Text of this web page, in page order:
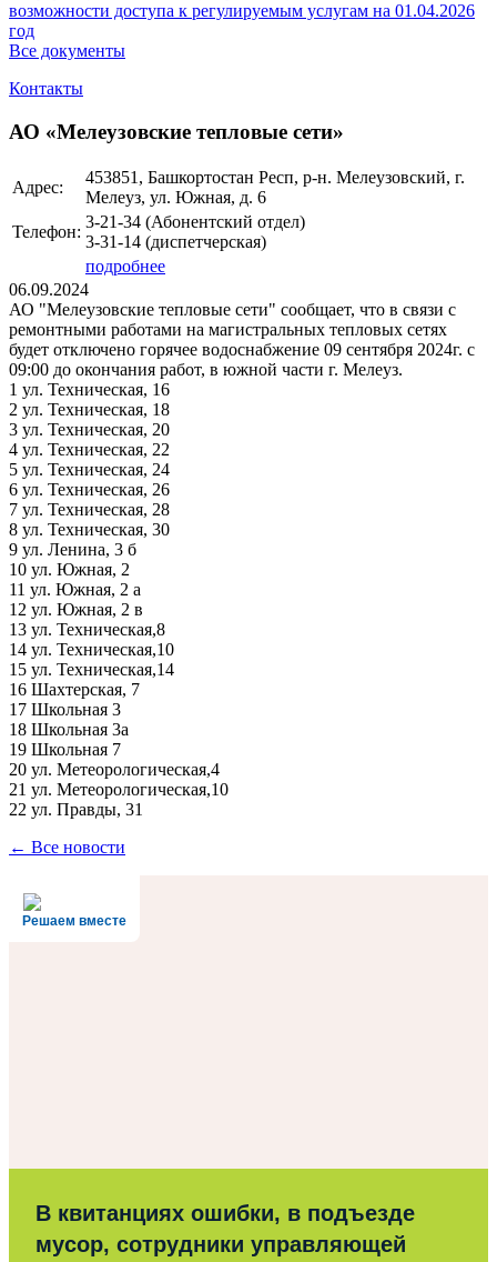
возможности доступа к регулируемым услугам на 01.04.2026
год
Все документы
Контакты
АО «Мелеузовские тепловые сети»
Адрес:
453851, Башкортостан Респ, р-н. Мелеузовский, г.
Мелеуз, ул. Южная, д. 6
Телефон:
3-21-34 (Абонентский отдел)
3-31-14 (диспетчерская)
подробнее
06.09.2024
АО "Мелеузовские тепловые сети" сообщает, что в связи с
ремонтными работами на магистральных тепловых сетях
будет отключено горячее водоснабжение 09 сентября 2024г. с
09:00 до окончания работ, в южной части г. Мелеуз.
1 ул. Техническая, 16
2 ул. Техническая, 18
3 ул. Техническая, 20
4 ул. Техническая, 22
5 ул. Техническая, 24
6 ул. Техническая, 26
7 ул. Техническая, 28
8 ул. Техническая, 30
9 ул. Ленина, 3 б
10 ул. Южная, 2
11 ул. Южная, 2 а
12 ул. Южная, 2 в
13 ул. Техническая,8
14 ул. Техническая,10
15 ул. Техническая,14
16 Шахтерская, 7
17 Школьная 3
18 Школьная 3а
19 Школьная 7
20 ул. Метеорологическая,4
21 ул. Метеорологическая,10
22 ул. Правды, 31
← Все новости
Решаем вместе
В квитанциях ошибки, в подъезде
мусор, сотрудники управляющей